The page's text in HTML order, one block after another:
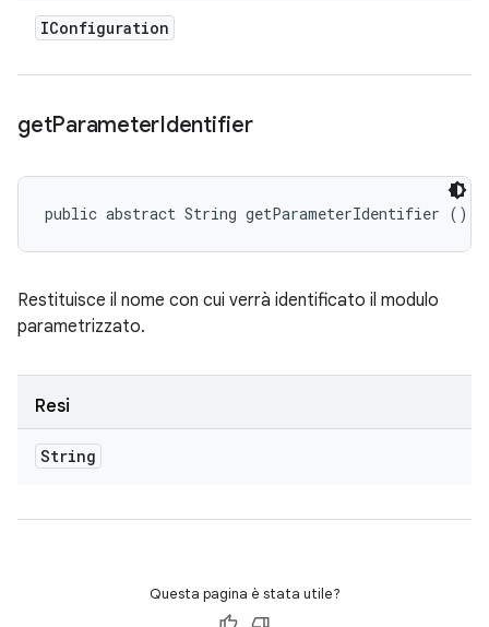
IConfiguration
getParameterIdentifier
public abstract String getParameterIdentifier ()
Restituisce il nome con cui verrà identificato il modulo
parametrizzato.
Resi
String
Questa pagina è stata utile?